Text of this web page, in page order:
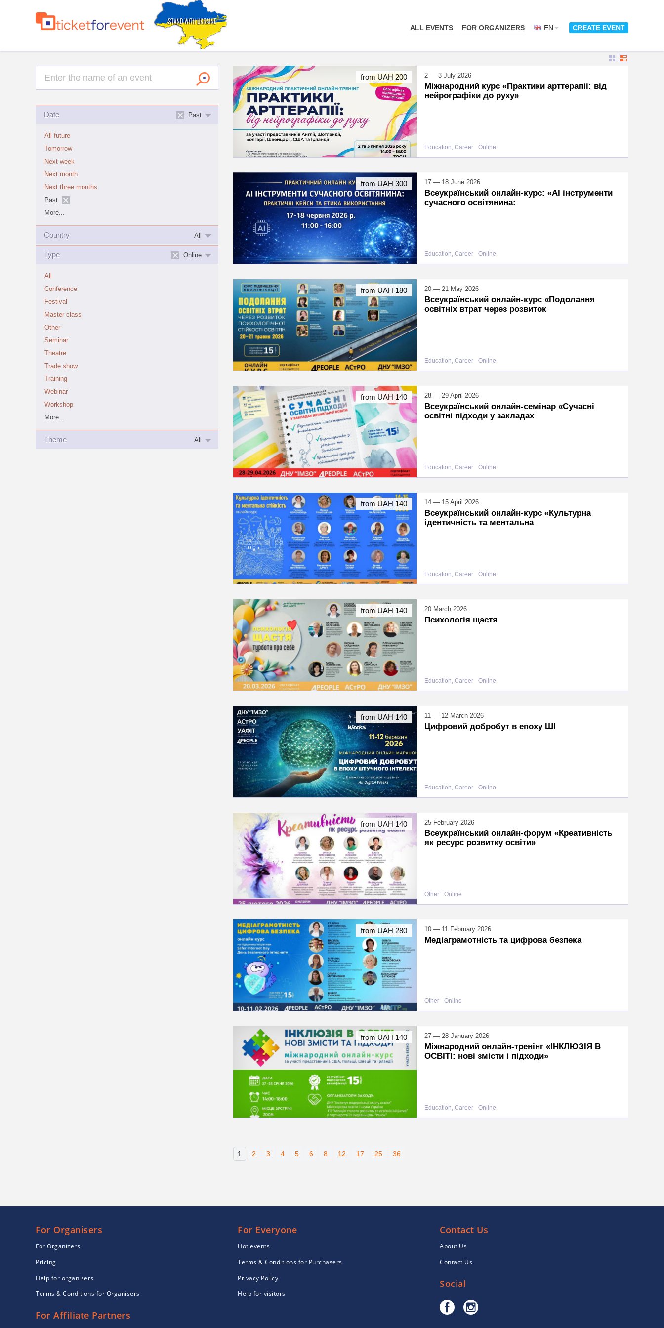
ALL EVENTS FOR ORGANIZERS EN CREATE EVENT
Date Past
All future
Tomorrow
Next week
Next month
Next three months
Past
More...
Country All
Type Online
All
Conference
Festival
Master class
Other
Seminar
Theatre
Trade show
Training
Webinar
Workshop
More...
Theme All
2 — 3 July 2026
Міжнародний курс «Практики арттерапіі: від
нейрографіки до руху»
Education, Career Online
from UAH 200
17 — 18 June 2026
Всеукраїнський онлайн-курс: «АІ інструменти
сучасного освітянина:
Education, Career Online
from UAH 300
20 — 21 May 2026
Всеукраїнський онлайн-курс «Подолання
освітніх втрат через розвиток
Education, Career Online
from UAH 180
28 — 29 April 2026
Всеукраїнський онлайн-семінар «Сучасні
освітні підходи у закладах
Education, Career Online
from UAH 140
14 — 15 April 2026
Всеукраїнський онлайн-курс «Культурна
ідентичність та ментальна
Education, Career Online
from UAH 140
20 March 2026
Психологія щастя
Education, Career Online
from UAH 140
11 — 12 March 2026
Цифровий добробут в епоху ШІ
Education, Career Online
from UAH 140
25 February 2026
Всеукраїнський онлайн-форум «Креативність
як ресурс розвитку освіти»
Other Online
from UAH 140
10 — 11 February 2026
Медіаграмотність та цифрова безпека
Other Online
from UAH 280
27 — 28 January 2026
Міжнародний онлайн-тренінг «ІНКЛЮЗІЯ В
ОСВІТІ: нові змісти і підходи»
Education, Career Online
from UAH 140
1 2 3 4 5 6 8 12 17 25 36
For Organisers
For Organizers
Pricing
Help for organisers
Terms & Conditions for Organisers
For Affiliate Partners
For Everyone
Hot events
Terms & Conditions for Purchasers
Privacy Policy
Help for visitors
Contact Us
About Us
Contact Us
Social